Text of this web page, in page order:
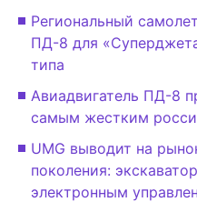
Региональный
ПД-8 для
типа
Авиадвигатель ПД-8
самым жестким
UMG выводит на
поколения:
электронным